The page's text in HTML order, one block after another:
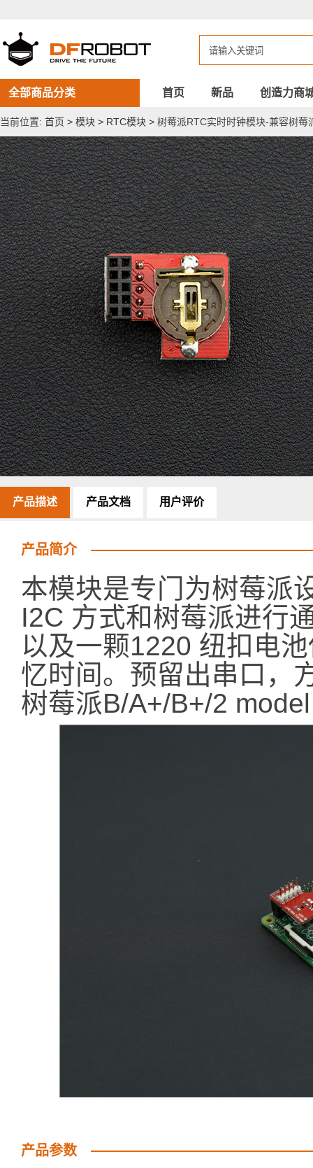
RTC
实
时
时
钟
模
块-
兼
容
树
莓
派
3
全部商品分类 首页 新品 创造力商
当前位置: 首页 > 模块 > RTC模块 > 树莓派RTC实时时钟模块-兼容树莓
产品描述 产品文档 用户评价
产品简介
本模块是专门为树莓派
I2C 方式和树莓派进行
以及一颗1220 纽扣电
忆时间。预留出串口，
树莓派B/A+/B+/2
产品参数